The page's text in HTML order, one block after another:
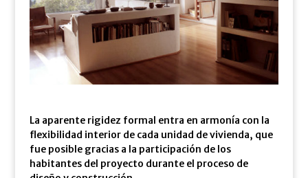
La aparente rigidez formal entra en armonía con la
flexibilidad interior de cada unidad de vivienda, que
fue posible gracias a la participación de los
habitantes del proyecto durante el proceso de